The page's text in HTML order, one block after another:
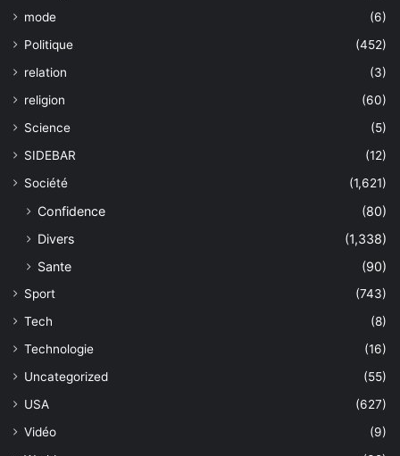
mode
(6)
Politique
(452)
relation
(3)
religion
(60)
Science
(5)
SIDEBAR
(12)
Société
(1,621)
Confidence
(80)
Divers
(1,338)
Sante
(90)
Sport
(743)
Tech
(8)
Technologie
(16)
Uncategorized
(55)
USA
(627)
Vidéo
(9)